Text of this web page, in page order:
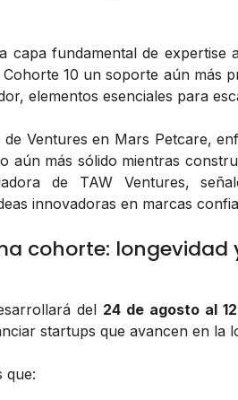
capa fundamental de expertise
10 un soporte aún más
elementos esenciales para
Ventures en Mars Petcare,
aún más sólido mientras
de TAW Ventures,
innovadoras en marcas
cohorte: longevidad
del 24 de agosto al
startups que avancen en la
que: